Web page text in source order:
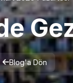
Blog'a Dön